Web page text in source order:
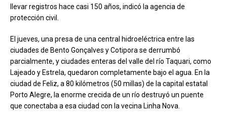
llevar registros hace casi 150 años, indicó la agencia de
protección civil.
El jueves, una presa de una central hidroeléctrica entre las
ciudades de Bento Gonçalves y Cotipora se derrumbó
parcialmente, y ciudades enteras del valle del río Taquari, como
Lajeado y Estrela, quedaron completamente bajo el agua. En la
ciudad de Feliz, a 80 kilómetros (50 millas) de la capital estatal
Porto Alegre, la enorme crecida de un río destruyó un puente
que conectaba a esa ciudad con la vecina Linha Nova.